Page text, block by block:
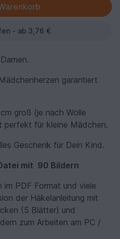
- ab 3,76 €
garantiert
groß (je nach Wolle
perfekt für kleine Mädchen.
Geschenk für Dein Kind.
mit 90 Bildern
im PDF Format und viele
der Häkelanleitung mit
(5 Blätter) und
zum Arbeiten am PC /